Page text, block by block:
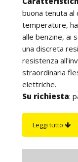
buona tenuta al
temperature,
alle benzine, ai
una discreta
resistenza
straordinaria
elettriche.
Su richiesta:
Leggi tutto